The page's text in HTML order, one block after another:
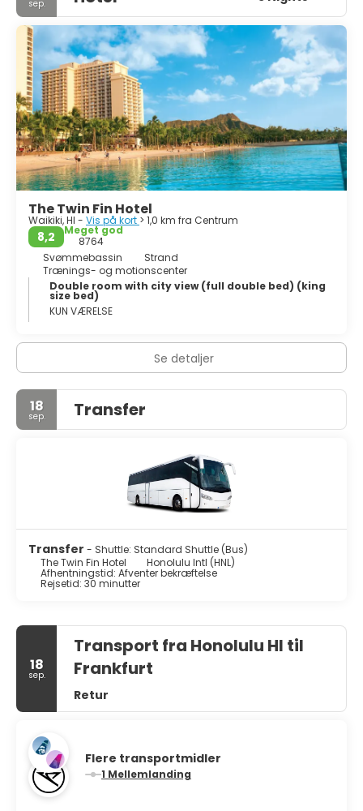
sep.
The Twin Fin Hotel
Waikiki, HI - Vis på kort > 1,0 km fra Centrum
8,2
Meget god
8764
Svømmebassin
Strand
Trænings- og motionscenter
Double room with city view (full double bed) (king
size bed)
KUN VÆRELSE
Se detaljer
18
sep. Transfer
Transfer - Shuttle: Standard Shuttle (Bus)
The Twin Fin Hotel
Honolulu Intl (HNL)
Afhentningstid: Afventer bekræftelse
Rejsetid: 30 minutter
18
sep.
Transport fra Honolulu HI til
Frankfurt
Retur
Flere transportmidler
1 Mellemlanding